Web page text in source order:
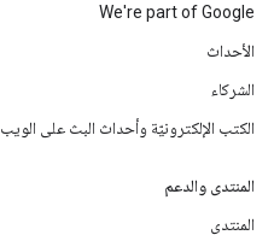
We're part of Google
الأحداث
الشركاء
الكتب الإلكترونيّة وأحداث البث على الويب
المنتدى والدعم
المنتدى